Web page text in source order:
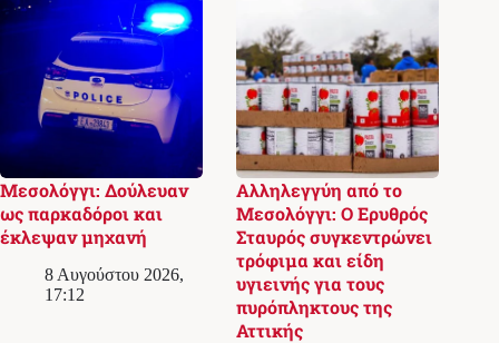
Μεσολόγγι: Δούλευαν
ως παρκαδόροι και
έκλεψαν μηχανή
8 Αυγούστου 2026,
17:12
Αλληλεγγύη από το
Μεσολόγγι: Ο Ερυθρός
Σταυρός συγκεντρώνει
τρόφιμα και είδη
υγιεινής για τους
πυρόπληκτους της
Αττικής